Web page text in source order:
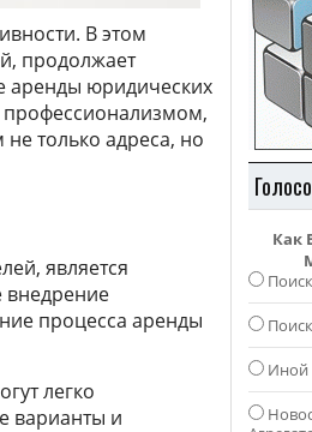
В этом
продолжает
аренды юридических
только адреса, но
является
внедрение
процесса аренды
легко
варианты и
Как
Иной